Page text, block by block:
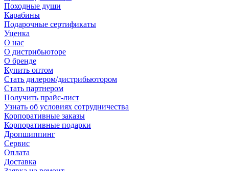
Походные души
Карабины
Подарочные сертификаты
Уценка
О нас
О дистрибьюторе
О бренде
Купить оптом
Стать дилером/дистрибьютором
Стать партнером
Получить прайс-лист
Узнать об условиях сотрудничества
Корпоративные заказы
Корпоративные подарки
Дропшиппинг
Сервис
Оплата
Доставка